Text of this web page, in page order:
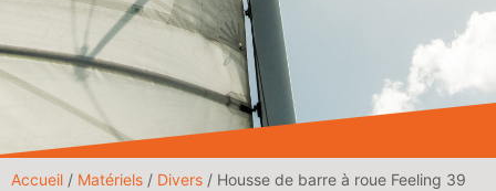
Accueil / Matériels / Divers / Housse de barre à roue Feeling 39